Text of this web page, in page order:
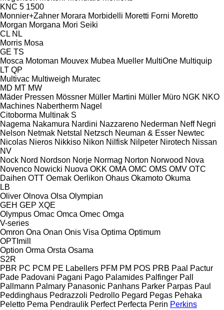
KNC 5 1500
Monnier+Zahner Morara Morbidelli Moretti Forni Moretto
Morgan Morgana Mori Seiki
CL NL
Morris Mosa
GE TS
Mosca Motoman Mouvex Mubea Mueller MultiOne Multiquip
LT QP
Multivac Multiweigh Muratec
MD MT MW
Mäder Pressen Mössner Müller Martini Müller Müro NGK NKO
Machines Nabertherm Nagel
Citoborma Multinak S
Nagema Nakamura Nardini Nazzareno Nederman Neff Negri
Nelson Netmak Netstal Netzsch Neuman & Esser Newtec
Nicolas Nieros Nikkiso Nikon Nilfisk Nilpeter Nirotech Nissan
NV
Nock Nord Nordson Norje Normag Norton Norwood Nova
Novenco Nowicki Nuova OKK OMA OMC OMS OMV OTC
Daihen OTT Oemak Oerlikon Ohaus Okamoto Okuma
LB
Oliver Olnova Olsa Olympian
GEH GEP XQE
Olympus Omac Omca Omec Omga
V-series
Omron Ona Onan Onis Visa Optima Optimum
OPTImill
Option Orma Orsta Osama
S2R
PBR PC PCM PE Labellers PFM PM POS PRB Paal
Pactur
Pade Padovani Pagani Pago Palamides Palfinger Pall
Pallmann Palmary Panasonic Panhans Parker Parpas Paul
Peddinghaus Pedrazzoli Pedrollo Pegard Pegas Pehaka
Peletto Pema Pendraulik Perfect Perfecta Perin Perkins